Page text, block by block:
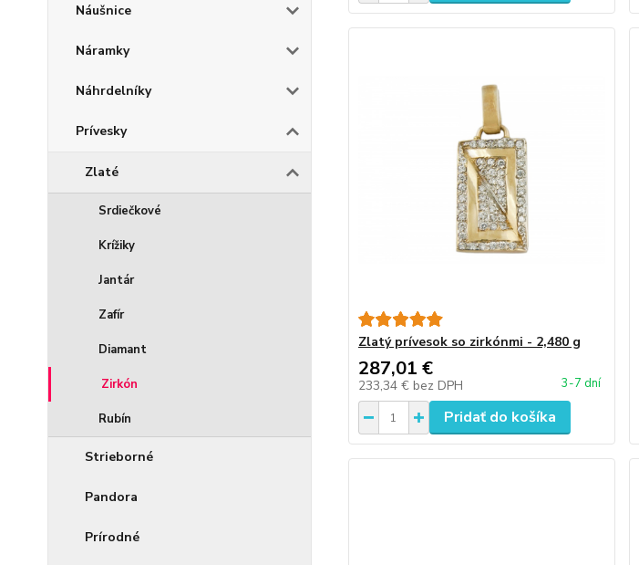
Náušnice
Náramky
Náhrdelníky
Prívesky
Zlaté
Srdiečkové
Krížiky
Jantár
Zafír
Diamant
Zirkón
Rubín
Strieborné
Pandora
Prírodné
Zlatý prívesok so zirkónmi - 2,480 g
287,01 €
233,34 € bez DPH 3-7 dní
Pridať do košíka